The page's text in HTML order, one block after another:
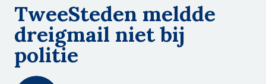
TweeSteden meldde
dreigmail niet bij
politie